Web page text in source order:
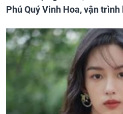
Phú Quý Vinh Hoa, vận